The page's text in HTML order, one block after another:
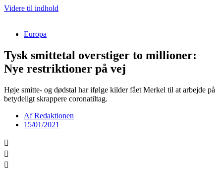
Videre til indhold
Europa
Tysk smittetal overstiger to millioner:
Nye restriktioner på vej
Høje smitte- og dødstal har ifølge kilder fået Merkel til at arbejde på
betydeligt skrappere coronatiltag.
AfRedaktionen
15/01/2021